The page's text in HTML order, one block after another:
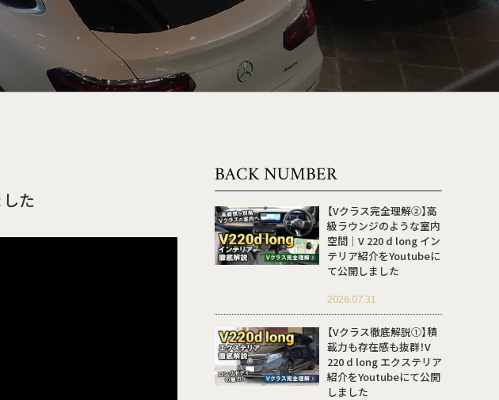
た
BACK NUMBER
【Vクラス完全理解②】高
級ラウンジのような室内
空間｜V 220 d long イン
テリア紹介をYoutubeに
て公開しました
2026.07.31
【Vクラス徹底解説①】積
載力も存在感も抜群！V
220 d long エクステリア
紹介をYoutubeにて公開
しました